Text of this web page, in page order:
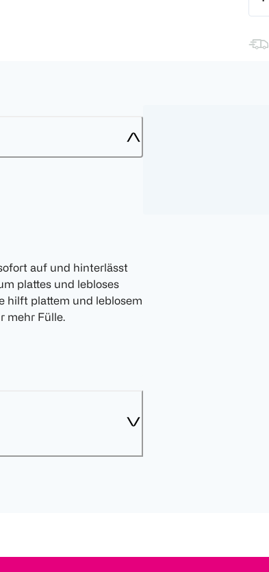
auf und hinterlässt
plattes und lebloses
hilft plattem und leblosem
mehr Fülle.